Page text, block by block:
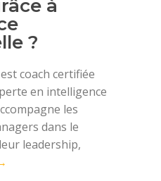
à
?
coach certifiée
en intelligence
les
dans le
leadership,